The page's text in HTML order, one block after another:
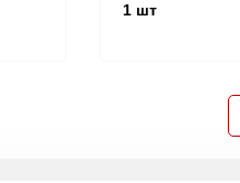
1шт